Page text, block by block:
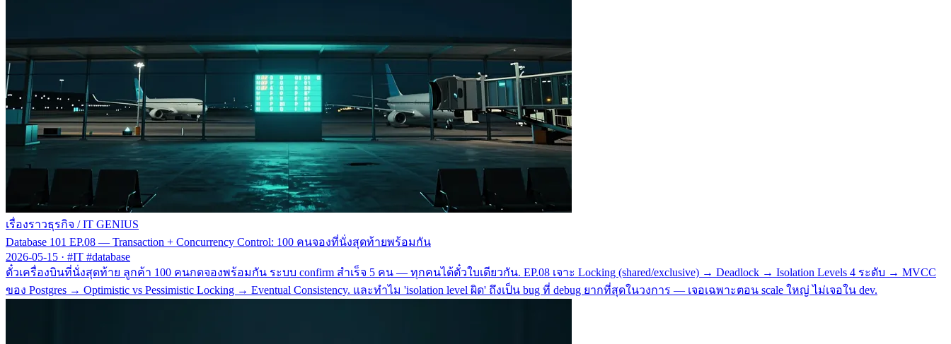
เรื่องราวธุรกิจ / IT GENIUS
Database 101 EP.08 — Transaction + Concurrency Control: 100 คนจองที่นั่งสุดท้ายพร้อมกัน
2026-05-15 · #IT #database
ตั๋วเครื่องบินที่นั่งสุดท้าย ลูกค้า 100 คนกดจองพร้อมกัน ระบบ confirm สำเร็จ 5 คน — ทุกคนได้ตั๋วใบเดียวกัน. EP.08 เจาะ Locking (shared/exclusive) → Deadlock → Isolation Levels 4 ระดับ → MVCC
ของ Postgres → Optimistic vs Pessimistic Locking → Eventual Consistency. และทำไม 'isolation level ผิด' ถึงเป็น bug ที่ debug ยากที่สุดในวงการ — เจอเฉพาะตอน scale ใหญ่ ไม่เจอใน dev.